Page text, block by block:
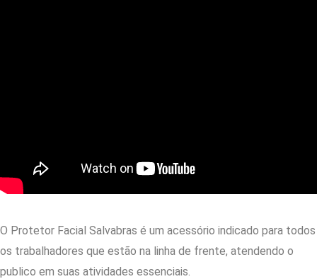
O Protetor Facial Salvabras é um acessório indicado para todos
os trabalhadores que estão na linha de frente, atendendo o
publico em suas atividades essenciais.